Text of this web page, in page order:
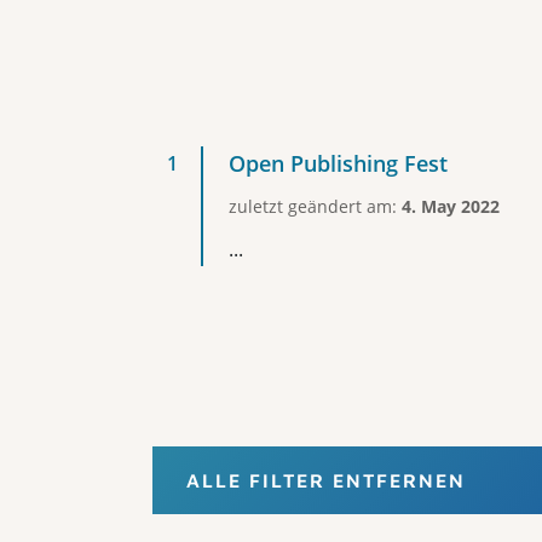
Open Publishing Fest
zuletzt geändert am: 4. May 2022
...
ALLE FILTER ENTFERNEN